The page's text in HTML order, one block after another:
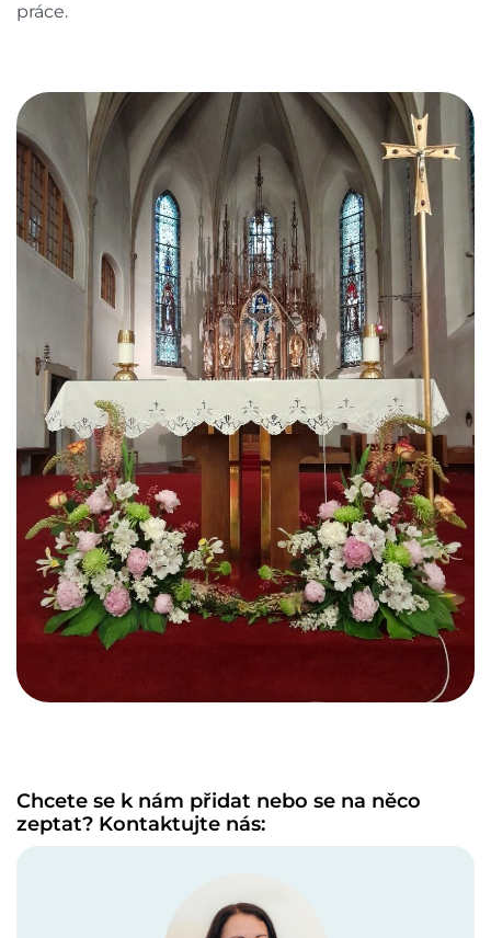
práce.
Chcete se k nám přidat nebo se na něco
zeptat? Kontaktujte nás: